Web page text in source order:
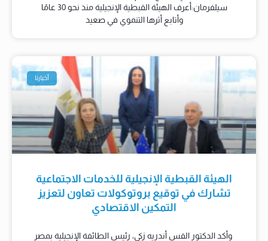
سيلفرمان:أعرف الهيئة القبطية الإنجيلية منذ نحو 30 عامًا
وأتابع أثرها التنموي في صعيد
أخبارنا
الهيئة القبطية الإنجيلية للخدمات الاجتماعية
تشارك في توقيع بروتوكولات تعاون لتعزيز
التمكين الاقتصادي
وأكد الدكتور القس أندريه زكي، رئيس الطائفة الإنجيلية بمصر